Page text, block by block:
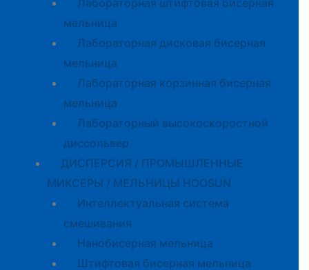
Лабораторная штифтовая бисерная
мельница
Лабораторная дисковая бисерная
мельница
Лабораторная корзинная бисерная
мельница
Лабораторный высокоскоростной
диссольвер
ДИСПЕРСИЯ / ПРОМЫШЛЕННЫЕ
МИКСЕРЫ / МЕЛЬНИЦЫ HOOSUN
Интеллектуальная система
смешивания
Нанобисерная мельница
Штифтовая бисерная мельница